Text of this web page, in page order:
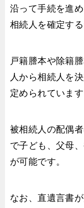
沿って手続を進
相続人を確定す
戸籍謄本や除籍
人から相続人を
定められています
被相続人の配偶
で子ども、父母
が可能です。
なお、直遺言書